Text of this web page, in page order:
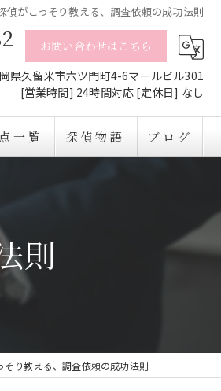
偵がこっそり教える、調査依頼の成功法則
お問い合わせはこちら
県久留米市六ツ門町4-6マールビル301
[営業時間] 24時間対応 [定休日] なし
サービス久留米
一覧 探偵物語 ブログ
則
そり教える、調査依頼の成功法則